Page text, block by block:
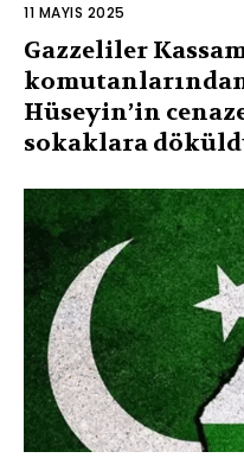
11 MAYIS 2025
Gazzeliler
Hüseyin’in
sokaklara